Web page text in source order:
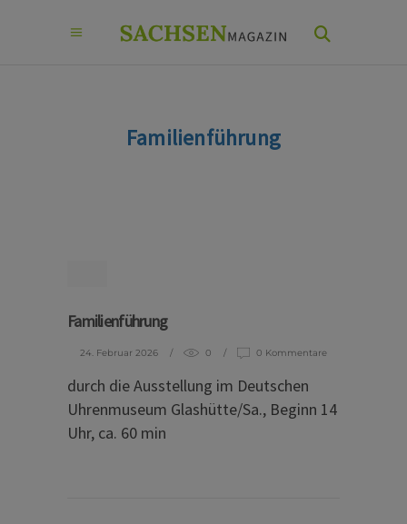
Familienführung
Familienführung
24. Februar 2026 0 0 Kommentare
durch die Ausstellung im Deutschen
Uhrenmuseum Glashütte/Sa., Beginn 14
Uhr, ca. 60 min